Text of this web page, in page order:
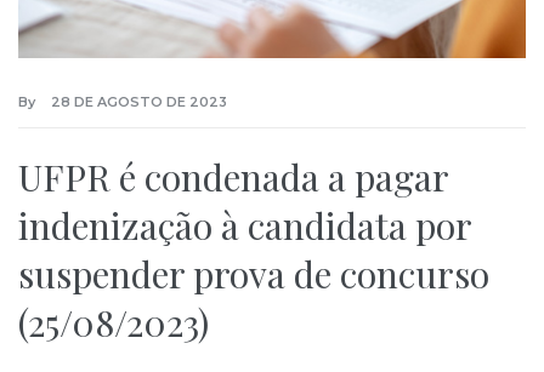
By 28 DE AGOSTO DE 2023
UFPR é condenada a pagar
indenização à candidata por
suspender prova de concurso
(25/08/2023)